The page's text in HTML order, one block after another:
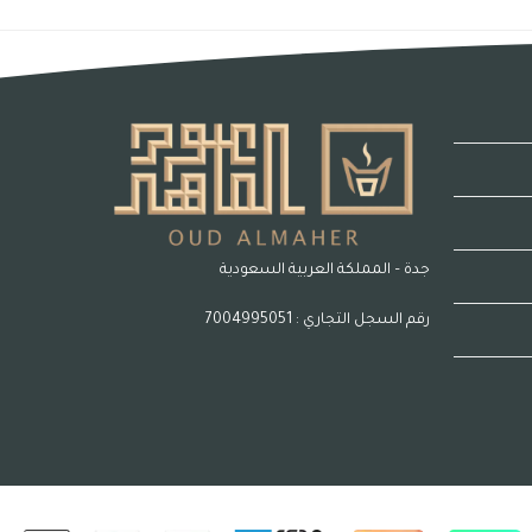
جدة – المملكة العربية السعودية
رقم السجل التجاري : 7004995051